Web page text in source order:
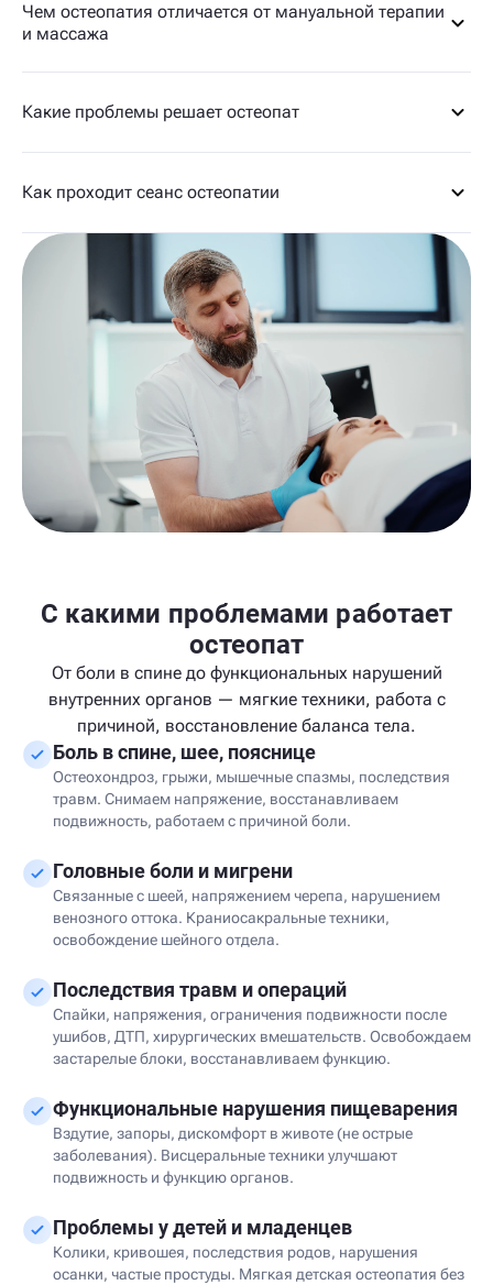
Чем остеопатия отличается от мануальной терапии
и массажа
Какие проблемы решает остеопат
Как проходит сеанс остеопатии
С какими проблемами работает
остеопат
От боли в спине до функциональных нарушений
внутренних органов — мягкие техники, работа с
причиной, восстановление баланса тела.
Боль в спине, шее, пояснице
Остеохондроз, грыжи, мышечные спазмы, последствия
травм. Снимаем напряжение, восстанавливаем
подвижность, работаем с причиной боли.
Головные боли и мигрени
Связанные с шеей, напряжением черепа, нарушением
венозного оттока. Краниосакральные техники,
освобождение шейного отдела.
Последствия травм и операций
Спайки, напряжения, ограничения подвижности после
ушибов, ДТП, хирургических вмешательств. Освобождаем
застарелые блоки, восстанавливаем функцию.
Функциональные нарушения пищеварения
Вздутие, запоры, дискомфорт в животе (не острые
заболевания). Висцеральные техники улучшают
подвижность и функцию органов.
Проблемы у детей и младенцев
Колики, кривошея, последствия родов, нарушения
осанки, частые простуды. Мягкая детская остеопатия без